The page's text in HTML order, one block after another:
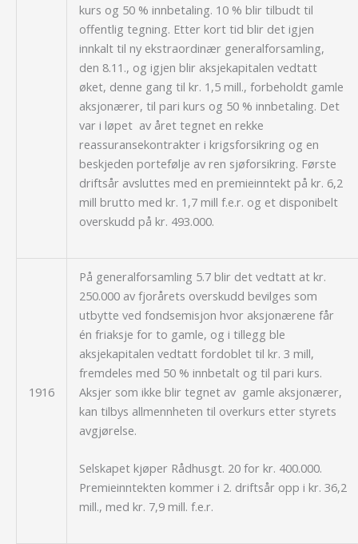
kurs og 50 % innbetaling. 10 % blir tilbudt til
offentlig tegning. Etter kort tid blir det igjen
innkalt til ny ekstraordinær generalforsamling,
den 8.11., og igjen blir aksjekapitalen vedtatt
øket, denne gang til kr. 1,5 mill., forbeholdt gamle
aksjonærer, til pari kurs og 50 % innbetaling. Det
var i løpet av året tegnet en rekke
reassuransekontrakter i krigsforsikring og en
beskjeden portefølje av ren sjøforsikring. Første
driftsår avsluttes med en premieinntekt på kr. 6,2
mill brutto med kr. 1,7 mill f.e.r. og et disponibelt
overskudd på kr. 493.000.
1916
På generalforsamling 5.7 blir det vedtatt at kr.
250.000 av fjorårets overskudd bevilges som
utbytte ved fondsemisjon hvor aksjonærene får
én friaksje for to gamle, og i tillegg ble
aksjekapitalen vedtatt fordoblet til kr. 3 mill,
fremdeles med 50 % innbetalt og til pari kurs.
Aksjer som ikke blir tegnet av gamle aksjonærer,
kan tilbys allmennheten til overkurs etter styrets
avgjørelse.
Selskapet kjøper Rådhusgt. 20 for kr. 400.000.
Premieinntekten kommer i 2. driftsår opp i kr. 36,2
mill., med kr. 7,9 mill. f.e.r.